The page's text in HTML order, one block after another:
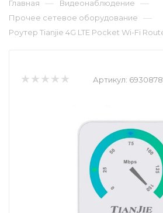
Главная — Видеонаблюдение —
Прочее сетевое оборудование —
Роутер Tianjie 4G LTE Pocket Wi-Fi
Артикул: